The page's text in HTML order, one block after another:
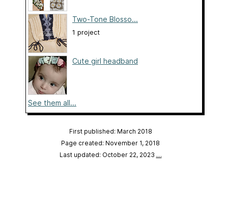
Two-Tone Blosso...
1 project
Cute girl headband
See them all...
First published: March 2018
Page created: November 1, 2018
Last updated: October 22, 2023 …